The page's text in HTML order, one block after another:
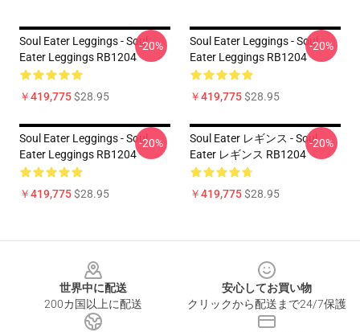
Soul Eater Leggings - Soul
Eater Leggings RB1204
￥419,775$28.95
-20%
Soul Eater Leggings - Soul
Eater Leggings RB1204
￥419,775$28.95
-20%
Soul Eater Leggings - Soul
Eater Leggings RB1204
￥419,775$28.95
-20%
Soul Eater レギンス - Soul
Eater レギンス RB1204
￥419,775$28.95
-20%
世界中に配送
200カ国以上に配送
安心してお買い物
クリックから配送まで24/7保護